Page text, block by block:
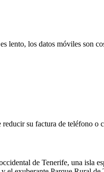
lento, los datos móviles son
su factura de teléfono
de Tenerife, una isla